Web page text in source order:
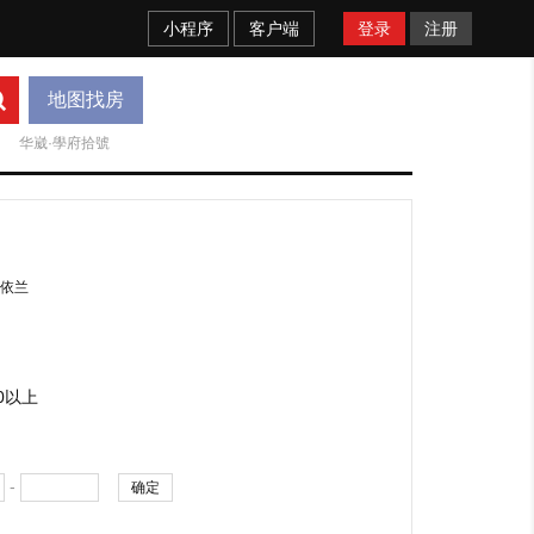
小程序 客户端 登录 注册
地图找房
华崴·學府拾號
依兰
以上
- 确定